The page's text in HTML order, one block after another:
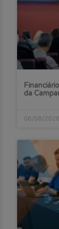
da
06/08/2026